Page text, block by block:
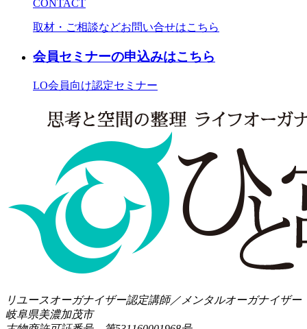
CONTACT
取材・ご相談などお問い合せはこちら
会員セミナーの申込みはこちら
LO会員向け認定セミナー
リユースオーガナイザー認定講師／メンタルオーガナイザー
岐阜県美濃加茂市